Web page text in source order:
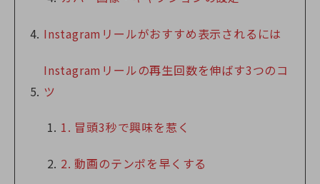
Instagramリールがおすすめ表示されるには
Instagramリールの再生回数を伸ばす3つのコ
ツ
1. 冒頭3秒で興味を惹く
2. 動画のテンポを早くする